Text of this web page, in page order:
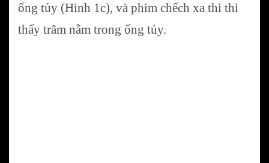
ống tủy (Hình 1c), và phim chếch xa thì thì
thấy trâm nằm trong ống tủy.